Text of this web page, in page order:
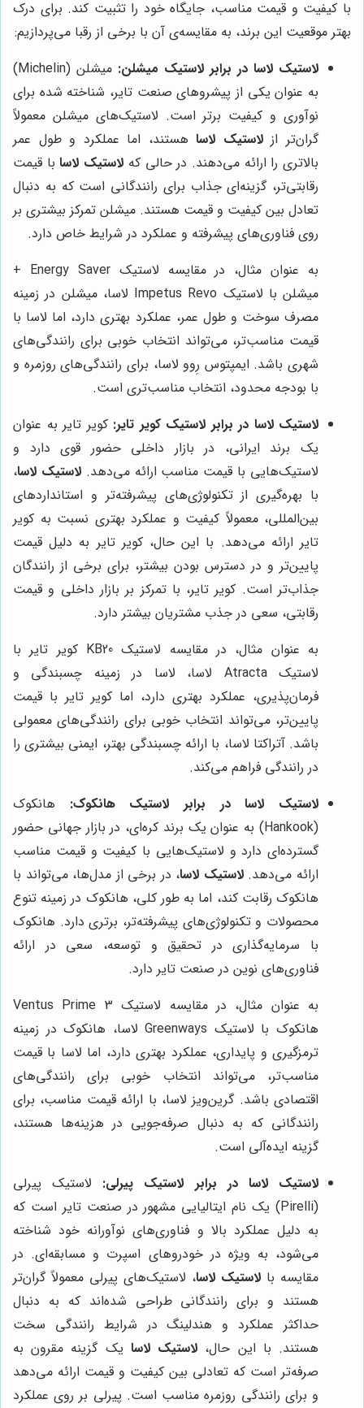
با کیفیت و قیمت مناسب، جایگاه خود را تثبیت کند. برای درک
بهتر موقعیت این برند، به مقایسه‌ی آن با برخی از رقبا می‌پردازیم:
لاستیک لاسا در برابر لاستیک میشلن:
میشلن (Michelin)
به عنوان یکی از پیشروهای صنعت تایر، شناخته شده برای
نوآوری و کیفیت برتر است. لاستیک‌های میشلن معمولاً
گران‌تر ازلاستیک لاساهستند، اما عملکرد و طول عمر
بالاتری را ارائه می‌دهند. در حالی که لاستیک لاسابا قیمت
رقابتی‌تر، گزینه‌ای جذاب برای رانندگانی است که به دنبال
تعادل بین کیفیت و قیمت هستند. میشلن تمرکز بیشتری بر
روی فناوری‌های پیشرفته و عملکرد در شرایط خاص دارد.
به عنوان مثال، در مقایسه لاستیک Energy Saver +
میشلن با لاستیک Impetus Revo لاسا، میشلن در زمینه
مصرف سوخت و طول عمر، عملکرد بهتری دارد، اما لاسا با
قیمت مناسب‌تر، می‌تواند انتخاب خوبی برای رانندگی‌های
شهری باشد. ایمپتوس رِوو لاسا، برای رانندگی‌های روزمره و
با بودجه محدود، انتخاب مناسب‌تری است.
لاستیک لاسا در برابر لاستیک کویر تایر: کویر تایر به عنوان
یک برند ایرانی، در بازار داخلی حضور قوی دارد و
لاستیک‌هایی با قیمت مناسب ارائه می‌دهد.لاستیک لاسا،
با بهره‌گیری از تکنولوژی‌های پیشرفته‌تر و استانداردهای
بین‌المللی، معمولاً کیفیت و عملکرد بهتری نسبت به کویر
تایر ارائه می‌دهد. با این حال، کویر تایر به دلیل قیمت
پایین‌تر و در دسترس بودن بیشتر، برای برخی از رانندگان
جذاب‌تر است. کویر تایر، با تمرکز بر بازار داخلی و قیمت
رقابتی، سعی در جذب مشتریان بیشتر دارد.
به عنوان مثال، در مقایسه لاستیک KB20 کویر تایر با
لاستیک Atracta لاسا، لاسا در زمینه چسبندگی و
فرمان‌پذیری، عملکرد بهتری دارد، اما کویر تایر با قیمت
پایین‌تر، می‌تواند انتخاب خوبی برای رانندگی‌های معمولی
باشد. آتراکتا لاسا، با ارائه چسبندگی بهتر، ایمنی بیشتری را
در رانندگی فراهم می‌کند.
لاستیک لاسا در برابر لاستیک هانکوک: هانکوک
(Hankook) به عنوان یک برند کره‌ای، در بازار جهانی حضور
گسترده‌ای دارد و لاستیک‌هایی با کیفیت و قیمت مناسب
ارائه می‌دهد.لاستیک لاسا، در برخی از مدل‌ها، می‌تواند با
هانکوک رقابت کند، اما به طور کلی، هانکوک در زمینه تنوع
محصولات و تکنولوژی‌های پیشرفته‌تر، برتری دارد. هانکوک
با سرمایه‌گذاری در تحقیق و توسعه، سعی در ارائه
فناوری‌های نوین در صنعت تایر دارد.
به عنوان مثال، در مقایسه لاستیک Ventus Prime 3
هانکوک با لاستیک Greenways لاسا، هانکوک در زمینه
ترمزگیری و پایداری، عملکرد بهتری دارد، اما لاسا با قیمت
مناسب‌تر، می‌تواند انتخاب خوبی برای رانندگی‌های
اقتصادی باشد. گرین‌ویز لاسا، با ارائه قیمت مناسب، برای
رانندگانی که به دنبال صرفه‌جویی در هزینه‌ها هستند،
گزینه ایده‌آلی است.
لاستیک لاسا در برابر لاستیک پیرلی: لاستیک پیرلی
(Pirelli) یک نام ایتالیایی مشهور در صنعت تایر است که
به دلیل عملکرد بالا و فناوری‌های نوآورانه خود شناخته
می‌شود، به ویژه در خودروهای اسپرت و مسابقه‌ای. در
مقایسه با لاستیک لاسا، لاستیک‌های پیرلی معمولاً گران‌تر
هستند و برای رانندگانی طراحی شده‌اند که به دنبال
حداکثر عملکرد و هندلینگ در شرایط رانندگی سخت
هستند. با این حال، لاستیک لاسا یک گزینه مقرون به
صرفه‌تر است که تعادلی بین کیفیت و قیمت ارائه می‌دهد
و برای رانندگی روزمره مناسب است. پیرلی بر روی عملکرد